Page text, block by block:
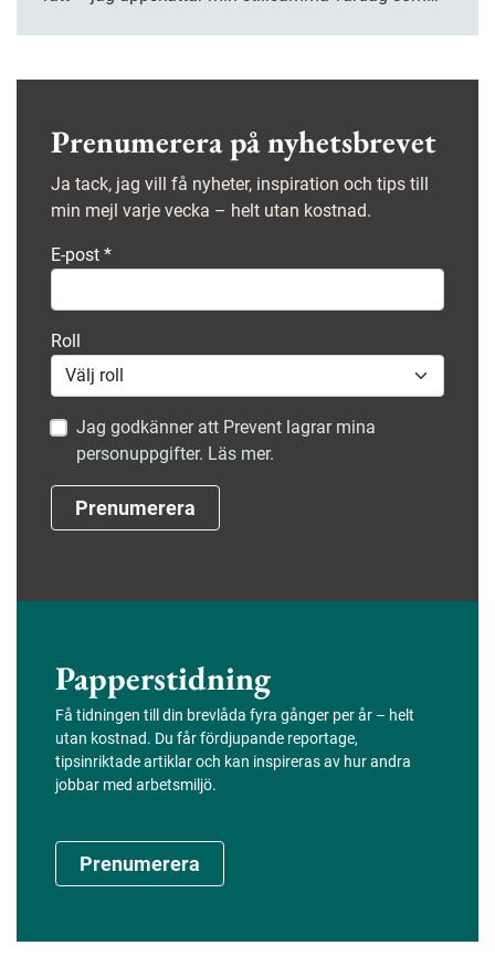
om i kaffet under ännu ett ensamt trefika, tänker jag
Nature.
Prenumerera på nyhetsbrevet
Ja tack, jag vill få nyheter, inspiration och tips till
min mejl varje vecka – helt utan kostnad.
E-post *
Roll
Jag godkänner att Prevent lagrar mina
personuppgifter. Läs mer.
Prenumerera
Papperstidning
Få tidningen till din brevlåda fyra gånger per år – helt
utan kostnad. Du får fördjupande reportage,
tipsinriktade artiklar och kan inspireras av hur andra
jobbar med arbetsmiljö.
Prenumerera